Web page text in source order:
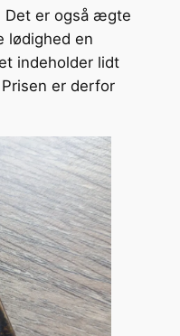
Det er også ægte
lødighed en
indeholder lidt
er derfor